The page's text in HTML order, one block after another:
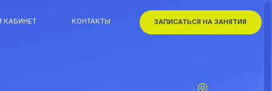
КОНТАКТЫ ЗАПИСАТЬСЯ НА ЗАНЯТИЯ
КОНТАКТЫ ЗАПИСАТЬСЯ НА ЗАНЯТИЯ